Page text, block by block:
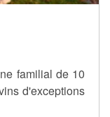
familial de 10
d'exceptions